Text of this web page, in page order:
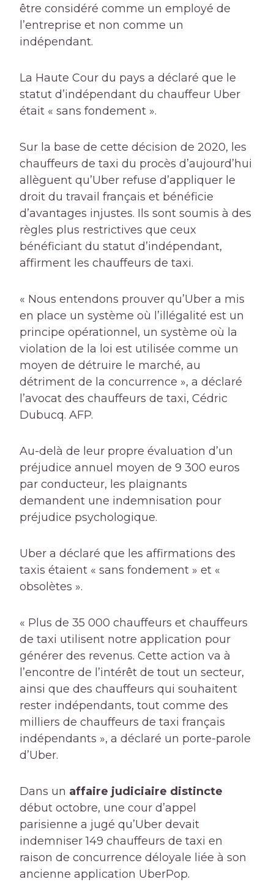
être considéré comme un employé de
l’entreprise et non comme un
indépendant.
La Haute Cour du pays a déclaré que le
statut d’indépendant du chauffeur Uber
était « sans fondement ».
Sur la base de cette décision de 2020, les
chauffeurs de taxi du procès d’aujourd’hui
allèguent qu’Uber refuse d’appliquer le
droit du travail français et bénéficie
d’avantages injustes. Ils sont soumis à des
règles plus restrictives que ceux
bénéficiant du statut d’indépendant,
affirment les chauffeurs de taxi.
« Nous entendons prouver qu’Uber a mis
en place un système où l’illégalité est un
principe opérationnel, un système où la
violation de la loi est utilisée comme un
moyen de détruire le marché, au
détriment de la concurrence », a déclaré
l’avocat des chauffeurs de taxi, Cédric
Dubucq. AFP.
Au-delà de leur propre évaluation d’un
préjudice annuel moyen de 9 300 euros
par conducteur, les plaignants
demandent une indemnisation pour
préjudice psychologique.
Uber a déclaré que les affirmations des
taxis étaient « sans fondement » et «
obsolètes ».
« Plus de 35 000 chauffeurs et chauffeurs
de taxi utilisent notre application pour
générer des revenus. Cette action va à
l’encontre de l’intérêt de tout un secteur,
ainsi que des chauffeurs qui souhaitent
rester indépendants, tout comme des
milliers de chauffeurs de taxi français
indépendants », a déclaré un porte-parole
d’Uber.
Dans un affaire judiciaire distincte
début octobre, une cour d’appel
parisienne a jugé qu’Uber devait
indemniser 149 chauffeurs de taxi en
raison de concurrence déloyale liée à son
ancienne application UberPop.